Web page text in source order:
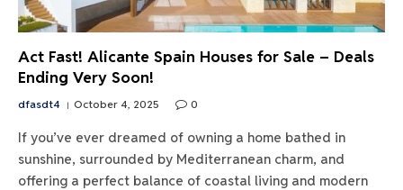
Act Fast! Alicante Spain Houses for Sale – Deals
Ending Very Soon!
dfasdt4 October 4, 2025 0
If you’ve ever dreamed of owning a home bathed in
sunshine, surrounded by Mediterranean charm, and
offering a perfect balance of coastal living and modern